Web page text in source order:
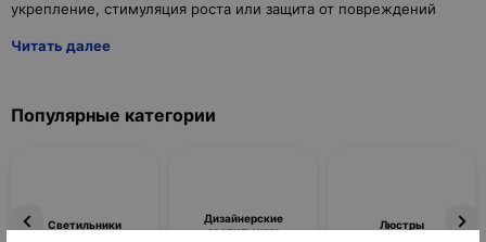
Читать далее
Популярные категории
Светильники
Дизайнерские
светильники
Люстры